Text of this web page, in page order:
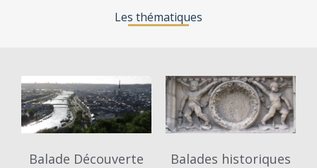
Les thématiques
Balade Découverte Balades historiques